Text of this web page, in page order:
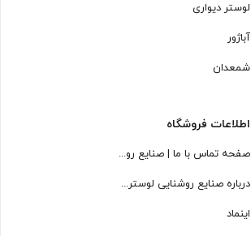
لوستر دیواری
آباژور
شمعدان
اطلاعات فروشگاه
صفحه تماس با ما | صنایع روشنایی لوسترسازان
درباره صنایع روشنایی لوسترسازان
اینماد